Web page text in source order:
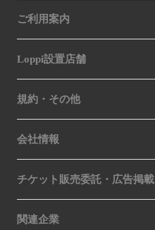
ご利用案内
Loppi設置店舗
規約・その他
会社情報
チケット販売委託・広告掲載
関連企業